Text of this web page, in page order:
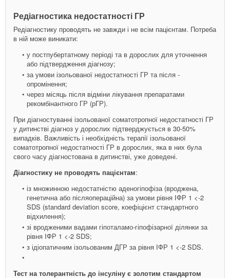
Редіагностика недостатності ГР
Редіагностику проводять не завжди і не всім пацієнтам. Потреба
в ній може виникати:
у постпубертатному періоді та в дорослих для уточнення
або підтвердження діагнозу;
за умови ізольованої недостатності ГР та після ­
опромінення;
через місяць після відміни лікування препаратами
рекомбінантного ГР (рГР).
При діагностуванні ізольованої соматотропної недостатності ГР
у дитинстві діагноз у дорослих підтверджується в 30-50%
випадків. Важливість і необхідність терапії ізольованої
соматотропної недостатності ГР в дорослих, яка в них була
свого часу діагностована в дитинстві, уже доведені.
Діагностику не проводять пацієнтам:
із множинною недостатністю аденогіпофіза (вроджена,
генетична або післяопераційна) за умови рівня ІФР 1 <-2
SDS (standard deviation score, коефіцієнт стандартного
відхилення);
зі вродженими вадами гіпоталамо-гіпофізарної ділянки за
рівня IФР 1 <-2 SDS;
з ідіопатичним ізольованим ДГР за рівня ІФР 1 <-2 SDS.
Тест на толерантність до інсуліну є золотим стандартом